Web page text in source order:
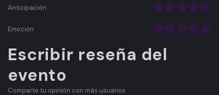
Anticipación
Emoción
Escribir reseña del
evento
Comparte tu opinión con más usuarios